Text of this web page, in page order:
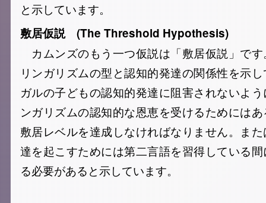
と示しています。
敷居仮説 (The Threshold Hypothesis)
カムンズのもう一つ仮説は「敷居仮説」で
リンガリズムの型と認知的発達の関係性を示
ガルの子どもの認知的発達に阻害されないよ
ンガリズムの認知的な恩恵を受けるためには
敷居レベルを達成しなければなりません。ま
達を起こすためには第二言語を習得している
る必要があると示しています。